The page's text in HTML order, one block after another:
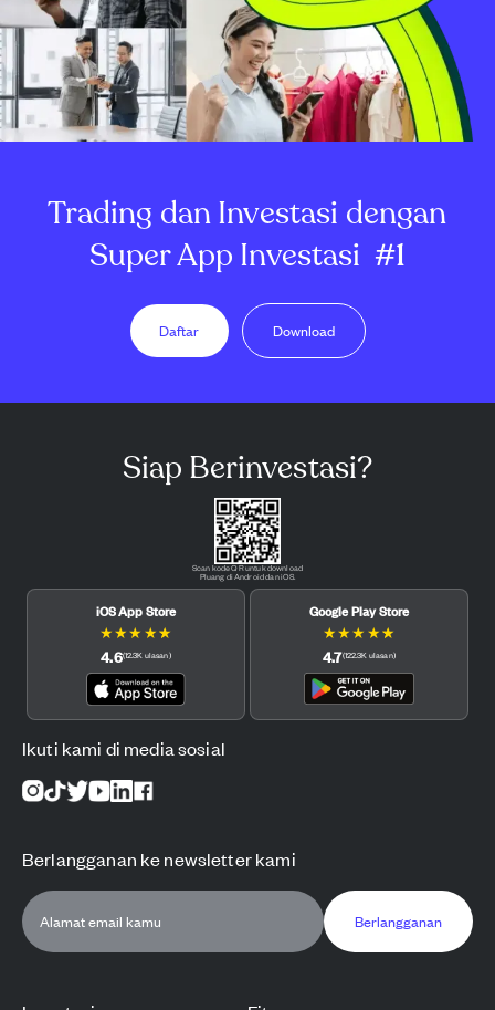
Trading dan Investasi dengan
Super App Investasi #1
Daftar Download
Siap Berinvestasi?
Scan kode QR untuk download
Pluang di Android dan iOS.
iOS App Store
★★★ ★★
4.6(12.3K ulasan)
Google Play Store
★★★ ★★
4.7(122.3K ulasan)
Ikuti kami di media sosial
Berlangganan ke newsletter kami
Berlangganan